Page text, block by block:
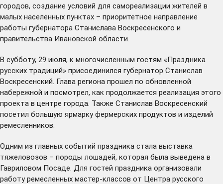
городов, создание условий для самореализации жителей в
малых населенных пунктах – приоритетное направление
работы губернатора Станислава Воскресенского и
правительства Ивановской области.
В субботу, 29 июля, к многочисленным гостям «Праздника
русских традиций» присоединился губернатор Станислав
Воскресенский. Глава региона прошел по обновленной
набережной и посмотрел, как продолжается реализация этого
проекта в центре города. Также Станислав Воскресенский
посетил большую ярмарку фермерских продуктов и изделий
ремесленников.
Одним из главных событий праздника стала выставка
тяжеловозов – породы лошадей, которая была выведена в
Гавриловом Посаде. Для гостей праздника организовали
работу ремесленных мастер-классов от Центра русского